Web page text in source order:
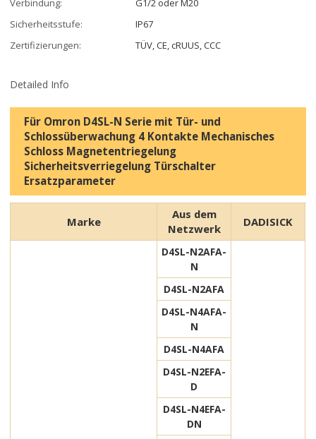
Verbindung:
G1/2 oder M20
Sicherheitsstufe:
IP67
Zertifizierungen:
TÜV, CE, cRUUS, CCC
Detailed Info
Für Omron D4SL-N Serie mit Tür- und
Schlossüberwachung 4 Kontakte Mechanisches
Schloss Magnetentriegelung
Sicherheitsverriegelung Türschalter
Ersatzparameter
Marke
Aus dem
Netzwerk
DADISICK
D4SL-N2AFA-
N
D4SL-N2AFA
D4SL-N4AFA-
N
D4SL-N4AFA
D4SL-N2EFA-
D
D4SL-N4EFA-
DN